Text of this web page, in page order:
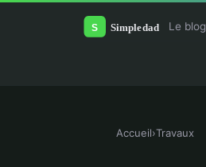
Le
Accueil›Travaux